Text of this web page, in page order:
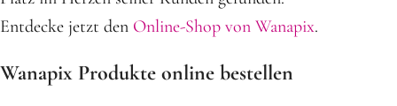
Entdecke jetzt den Online-Shop von Wanapix.
Wanapix Produkte online bestellen